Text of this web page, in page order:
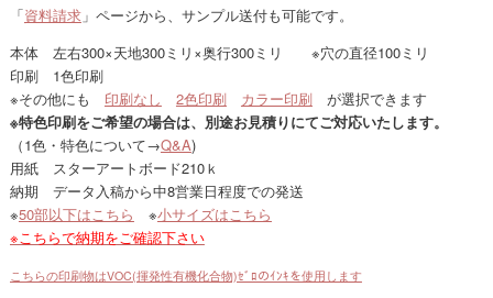
「資料請求」ページから、サンプル送付も可能です。
本体 左右300×天地300ミリ×奥行300ミリ ※穴の直径100ミリ
印刷 1色印刷
※その他にも 印刷なし 2色印刷 カラー印刷が選択できます
※特色印刷をご希望の場合は、別途お見積りにてご対応いたします。
（1色・特色について→Q&A)
用紙 スターアートボード210ｋ
納期 データ入稿から中8営業日程度での発送
※50部以下はこちら ※小サイズはこちら
※こちらで納期をご確認下さい
こちらの印刷物はVOC(揮発性有機化合物)ｾﾞﾛのｲﾝｷを使用します